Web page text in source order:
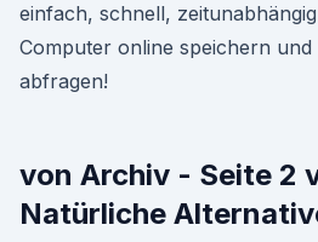
einfach, schnell,
Computer online speichern
abfragen!
von Archiv - Seite 2
Natürliche